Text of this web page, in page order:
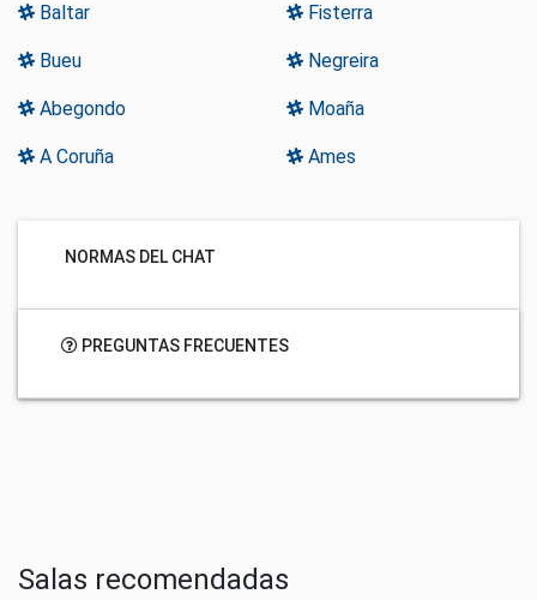
Baltar Fisterra
Bueu Negreira
Abegondo Moaña
A Coruña Ames
NORMAS DEL CHAT
PREGUNTAS FRECUENTES
Salas recomendadas